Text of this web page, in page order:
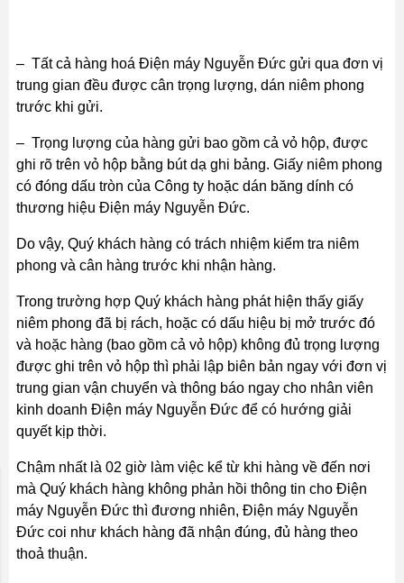
– Tất cả hàng hoá Điện máy Nguyễn Đức gửi qua đơn vị
trung gian đều được cân trọng lượng, dán niêm phong
trước khi gửi.
– Trọng lượng của hàng gửi bao gồm cả vỏ hộp, được
ghi rõ trên vỏ hộp bằng bút dạ ghi bảng. Giấy niêm phong
có đóng dấu tròn của Công ty hoặc dán băng dính có
thương hiệu Điện máy Nguyễn Đức.
Do vậy, Quý khách hàng có trách nhiệm kiểm tra niêm
phong và cân hàng trước khi nhận hàng.
Trong trường hợp Quý khách hàng phát hiện thấy giấy
niêm phong đã bị rách, hoặc có dấu hiệu bị mở trước đó
và hoặc hàng (bao gồm cả vỏ hộp) không đủ trọng lượng
được ghi trên vỏ hộp thì phải lập biên bản ngay với đơn vị
trung gian vận chuyển và thông báo ngay cho nhân viên
kinh doanh Điện máy Nguyễn Đức để có hướng giải
quyết kịp thời.
Chậm nhất là 02 giờ làm việc kể từ khi hàng về đến nơi
mà Quý khách hàng không phản hồi thông tin cho Điện
máy Nguyễn Đức thì đương nhiên, Điện máy Nguyễn
Đức coi như khách hàng đã nhận đúng, đủ hàng theo
thoả thuận.